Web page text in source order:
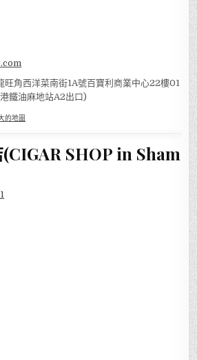
旺角西洋菜南街1A號百寶利商業中心22樓01
鐵油麻地站A2出口)
的地圖
SHOP in Sham